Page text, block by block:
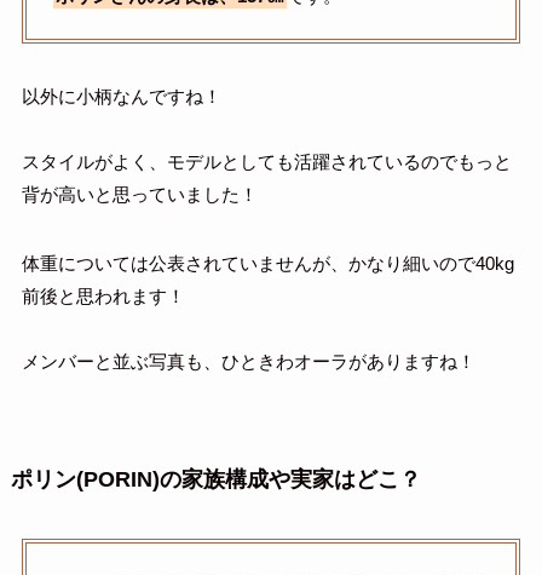
以外に小柄なんですね！
スタイルがよく、モデルとしても活躍されているのでもっと
背が高いと思っていました！
体重については公表されていませんが、かなり細いので40kg
前後と思われます！
メンバーと並ぶ写真も、ひときわオーラがありますね！
ポリン(PORIN)の家族構成や実家はどこ？